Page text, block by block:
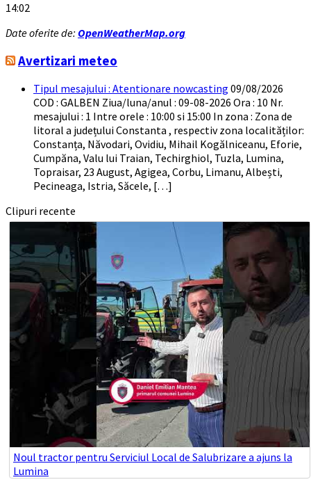
14:02
Date oferite de: OpenWeatherMap.org
Avertizari meteo
Tipul mesajului : Atentionare nowcasting 09/08/2026
COD : GALBEN Ziua/luna/anul : 09-08-2026 Ora : 10 Nr.
mesajului : 1 Intre orele : 10:00 si 15:00 In zona : Zona de
litoral a județului Constanta , respectiv zona localităților:
Constanța, Năvodari, Ovidiu, Mihail Kogălniceanu, Eforie,
Cumpăna, Valu lui Traian, Techirghiol, Tuzla, Lumina,
Topraisar, 23 August, Agigea, Corbu, Limanu, Albești,
Pecineaga, Istria, Săcele, […]
Clipuri recente
Noul tractor pentru Serviciul Local de Salubrizare a ajuns la
Lumina